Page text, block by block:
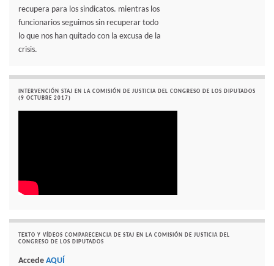
recupera para los sindicatos. mientras los
funcionarios seguimos sin recuperar todo
lo que nos han quitado con la excusa de la
crisis.
INTERVENCIÓN STAJ EN LA COMISIÓN DE JUSTICIA DEL CONGRESO DE LOS DIPUTADOS
(9 OCTUBRE 2017)
TEXTO Y VÍDEOS COMPARECENCIA DE STAJ EN LA COMISIÓN DE JUSTICIA DEL
CONGRESO DE LOS DIPUTADOS
Accede AQUÍ